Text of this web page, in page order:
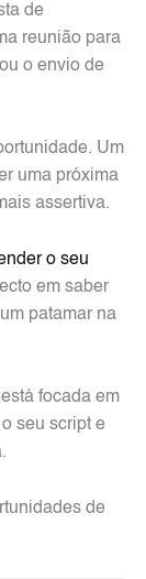
de
reunião para
o envio de
Um
uma próxima
assertiva.
o seu
em saber
patamar na
focada em
seu script e
de